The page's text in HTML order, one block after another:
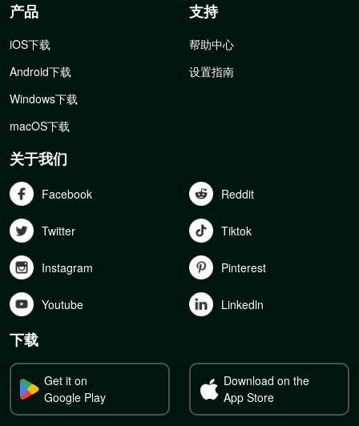
产品
iOS下载
Android下载
Windows下载
macOS下载
支持
帮助中心
设置指南
关于我们
Facebook Reddit
Twitter Tiktok
Instagram Pinterest
Youtube Linkedln
下载
Get it on
Google Play
Download on the
App Store